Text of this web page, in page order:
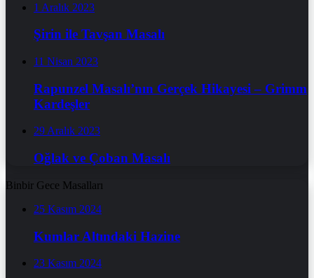
1 Aralık 2023
Şirin ile Tavşan Masalı
11 Nisan 2023
Rapunzel Masalı’nın Gerçek Hikayesi – Grimm
Kardeşler
29 Aralık 2023
Oğlak ve Çoban Masalı
Binbir Gece Masalları
25 Kasım 2024
Kumlar Altındaki Hazine
23 Kasım 2024